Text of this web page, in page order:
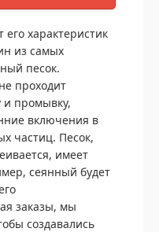
характеристик
из самых
песок.
проходит
и промывку,
включения в
частиц. Песок,
имеет
сеянный будет
заказы, мы
создавались